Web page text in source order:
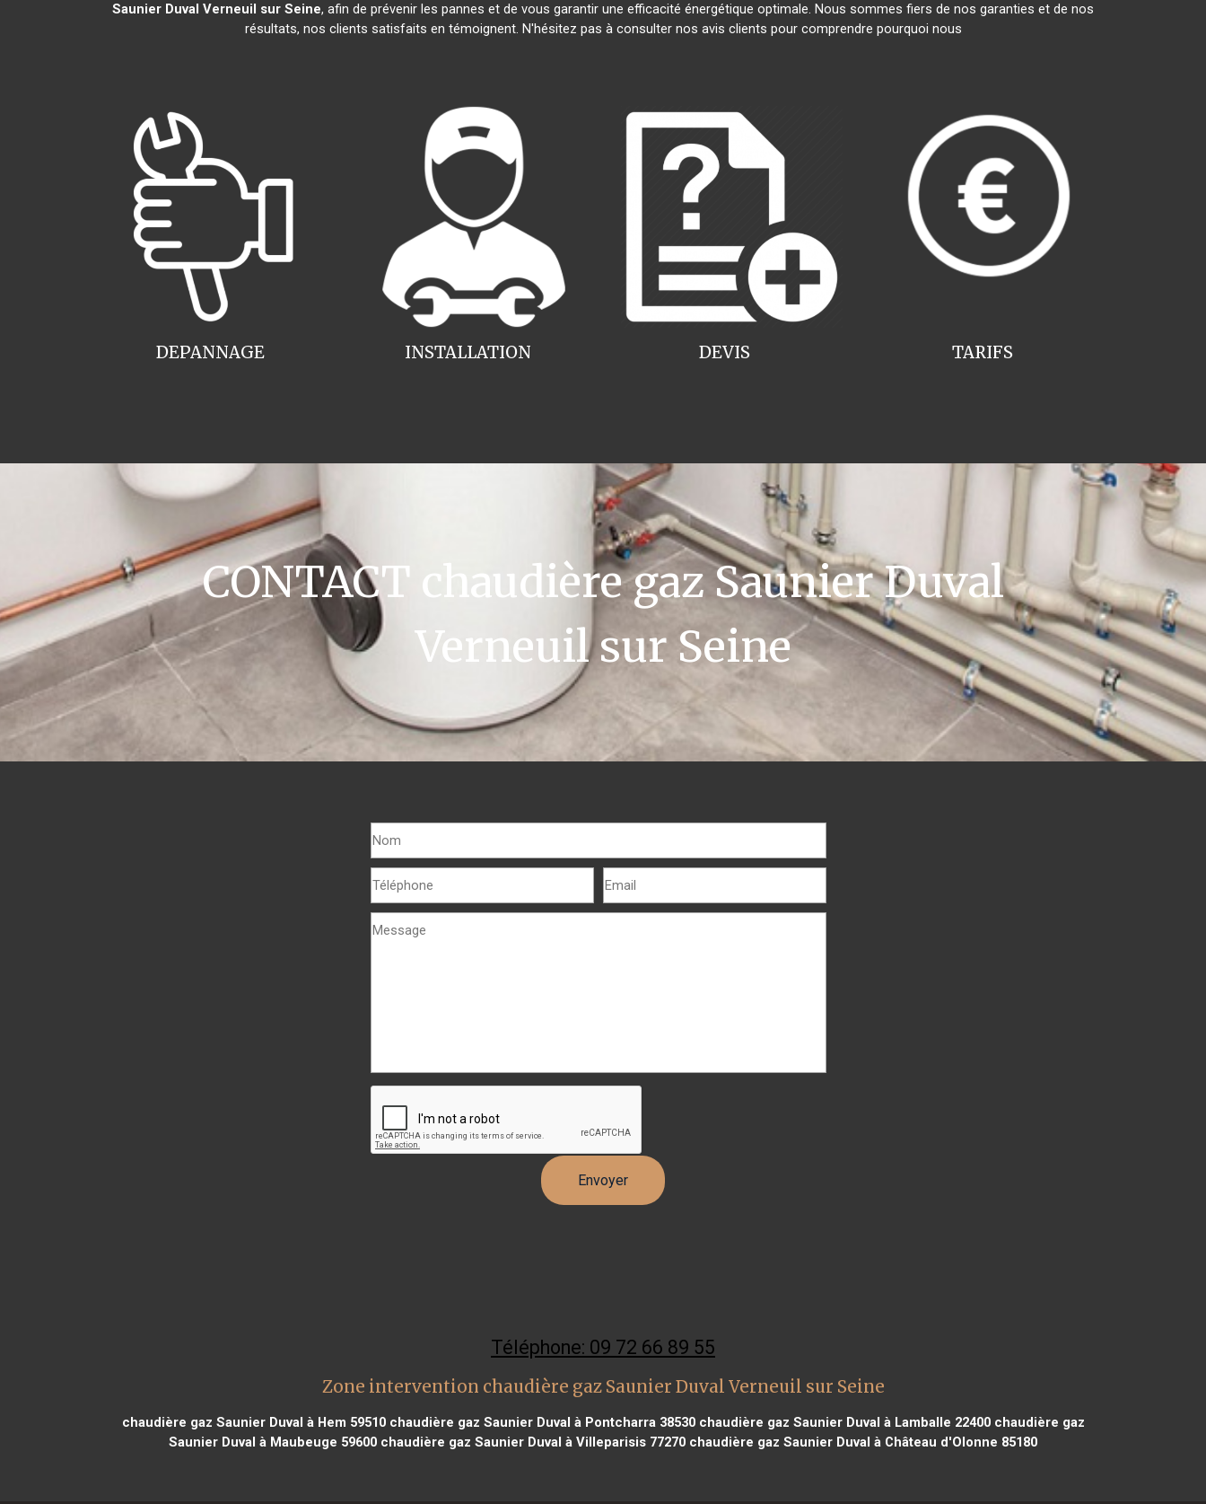
Saunier Duval Verneuil sur Seine, afin de prévenir les pannes et de vous garantir une efficacité énergétique optimale. Nous sommes fiers de nos garanties et de nos
résultats, nos clients satisfaits en témoignent. N'hésitez pas à consulter nos avis clients pour comprendre pourquoi nous
INSTALLATION
DEPANNAGE TARIFS
DEVIS
CONTACT chaudière gaz Saunier Duval
Verneuil sur Seine
Téléphone: 09 72 66 89 55
Zone intervention chaudière gaz Saunier Duval Verneuil sur Seine
chaudière gaz Saunier Duval à Hem 59510chaudière gaz Saunier Duval à Pontcharra 38530chaudière gaz Saunier Duval à Lamballe 22400chaudière gaz
Saunier Duval à Maubeuge 59600 chaudière gaz Saunier Duval à Villeparisis 77270 chaudière gaz Saunier Duval à Château d'Olonne 85180